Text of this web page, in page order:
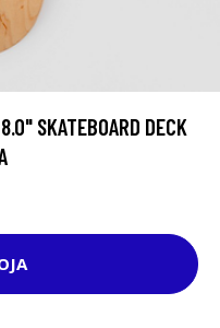
SKATEBOARD DECK